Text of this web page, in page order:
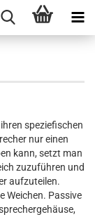
speziefischen
nur einen
kann, setzt man
zuzuführen und
aufzuteilen.
Weichen. Passive